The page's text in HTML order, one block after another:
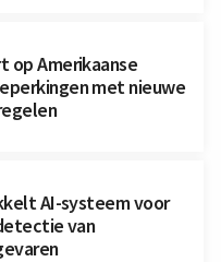
op Amerikaanse
met nieuwe
AI-systeem voor
van